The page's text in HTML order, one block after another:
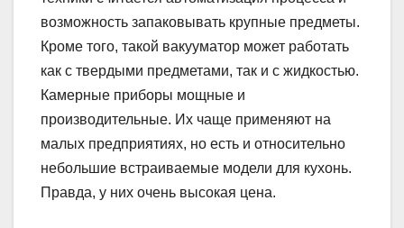
возможность запаковывать крупные предметы.
Кроме того, такой вакууматор может работать
как с твердыми предметами, так и с жидкостью.
Камерные приборы мощные и
производительные. Их чаще применяют на
малых предприятиях, но есть и относительно
небольшие встраиваемые модели для кухонь.
Правда, у них очень высокая цена.